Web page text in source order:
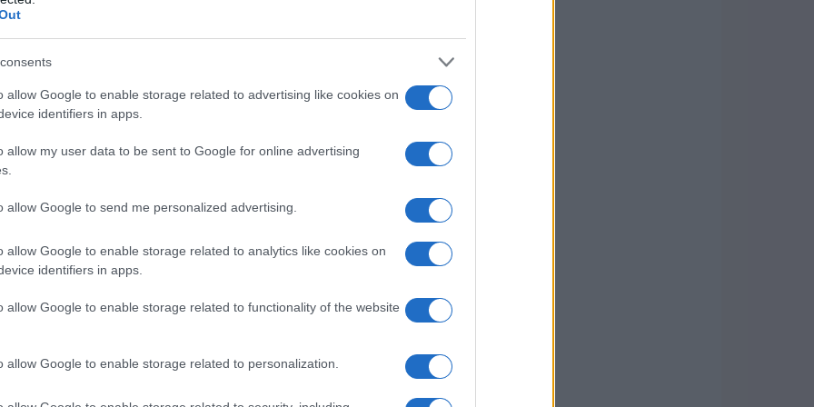
allow Google to enable storage related to advertising like cookies on
identifiers in apps.
allow my user data to be sent to Google for online advertising
allow Google to send me personalized advertising.
allow Google to enable storage related to analytics like cookies on
identifiers in apps.
allow Google to enable storage related to functionality of the website
allow Google to enable storage related to personalization.
dire di sì?
non esiste un’età universale per introdurre
è unico e sviluppa competenze e interessi
il bambino è pronto per un dispositivo
cognitive e sociali. Ad esempio, i giochi
sulle confezioni, per garantire che